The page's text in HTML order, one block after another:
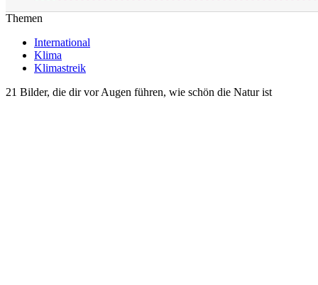
Themen
International
Klima
Klimastreik
21 Bilder, die dir vor Augen führen, wie schön die Natur ist